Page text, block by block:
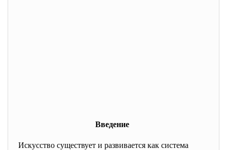
Введение
Искусство существует и развивается как система